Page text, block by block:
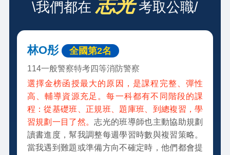
\我們都在 志光考取公職/
林O彤 全國第2名
114一般警察特考四等消防警察
選擇金榜函授最大的原因，是課程完整、彈性
高、輔導資源充足。每一科都有不同階段的課
程：從基礎班、正規班、題庫班、到總複習，學
習規劃一目了然。志光的班導師也主動協助規劃
讀書進度，幫我調整每週學習時數與複習策略。
當我遇到難題或準備方向不確定時，他們都會提